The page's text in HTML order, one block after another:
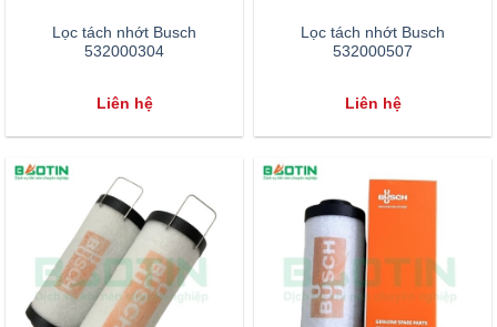
Lọc tách nhớt Busch
532000304
Liên hệ
Lọc tách nhớt Busch
532000507
Liên hệ